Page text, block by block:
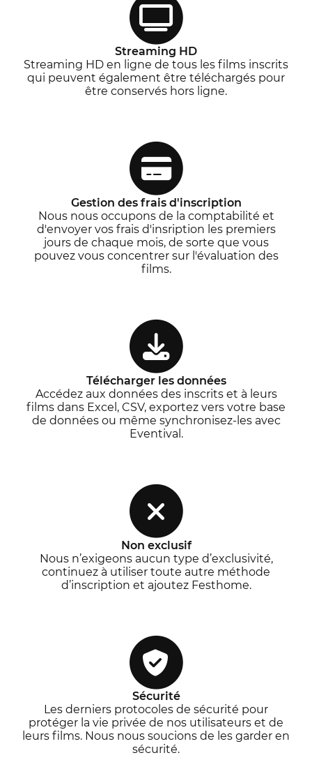
Streaming HD
Streaming HD en ligne de tous les films inscrits
qui peuvent également être téléchargés pour
être conservés hors ligne.
Gestion des frais d'inscription
Nous nous occupons de la comptabilité et
d'envoyer vos frais d'insription les premiers
jours de chaque mois, de sorte que vous
pouvez vous concentrer sur l'évaluation des
films.
Télécharger les données
Accédez aux données des inscrits et à leurs
films dans Excel, CSV, exportez vers votre base
de données ou même synchronisez-les avec
Eventival.
Non exclusif
Nous n’exigeons aucun type d’exclusivité,
continuez à utiliser toute autre méthode
d’inscription et ajoutez Festhome.
Sécurité
Les derniers protocoles de sécurité pour
protéger la vie privée de nos utilisateurs et de
leurs films. Nous nous soucions de les garder en
sécurité.